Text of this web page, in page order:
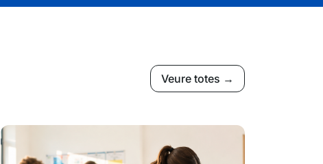
Veure totes →